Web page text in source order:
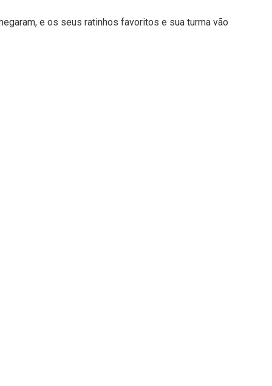
e os seus ratinhos favoritos e sua turma vão